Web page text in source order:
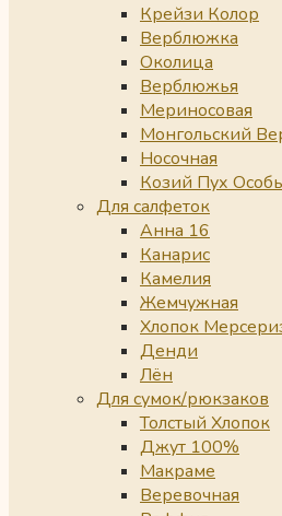
Крейзи Колор
Верблюжка
Околица
Верблюжья
Мериносовая
Монгольский
Носочная
Козий Пух
Для салфеток
Анна 16
Канарис
Камелия
Жемчужная
Хлопок
Денди
Лён
Для сумок/рюкзаков
Толстый Хлопок
Джут 100%
Макраме
Веревочная